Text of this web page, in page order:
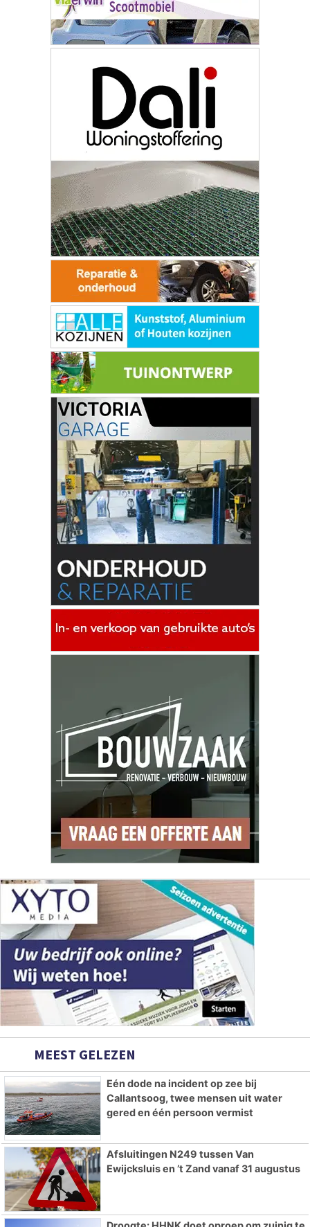
MEEST GELEZEN
Eén dode na incident op zee bij
Callantsoog, twee mensen uit water
gered en één persoon vermist
Afsluitingen N249 tussen Van
Ewijcksluis en ’t Zand vanaf 31 augustus